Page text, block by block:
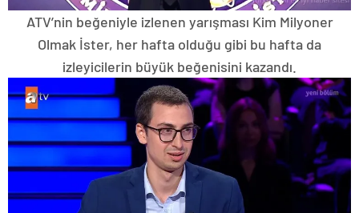
ATV’nin beğeniyle izlenen yarışması Kim Milyoner
Olmak İster, her hafta olduğu gibi bu hafta da
izleyicilerin büyük beğenisini kazandı.